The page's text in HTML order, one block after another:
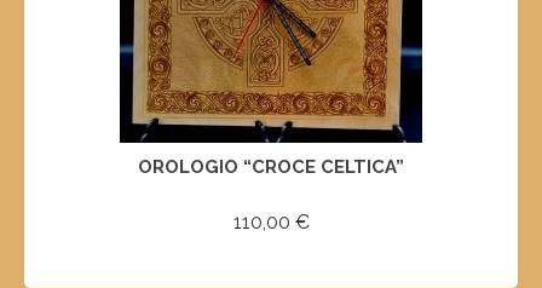
OROLOGIO “CROCE CELTICA”
110,00 €